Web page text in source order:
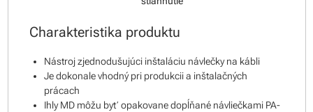
Charakteristika produktu
Nástroj zjednodušujúci inštaláciu návlečky na kábli
Je dokonale vhodný pri produkcii a inštalačných
prácach
Ihly MD môžu byť opakovane dopĺňané návliečkami PA-